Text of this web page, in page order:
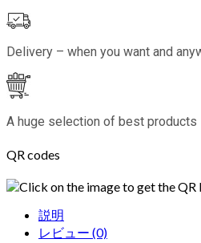
Delivery – when you want and
A huge selection of best products
QR codes
Click on the image to get the QR
説明
レビュー (0)